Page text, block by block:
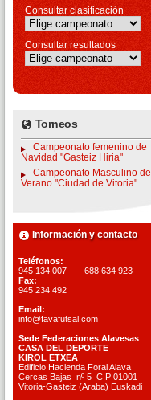
Consultar clasificación
Consultar resultados
Torneos
Campeonato femenino de
Navidad "Gasteiz Hiria"
Campeonato Masculino de
Verano "Ciudad de Vitoria"
Información y contacto
Teléfonos:
945 134 007 - 688 634 923
Fax:
945 234 492
Email:
info@favafutsal.com
Sede Federaciones Alavesas
CASA DEL DEPORTE
KIROL ETXEA
Edificio Hacienda Foral Alava
Cercas Bajas nº 5 C.P 01001
Vitoria-Gasteiz (Araba) Euskadi